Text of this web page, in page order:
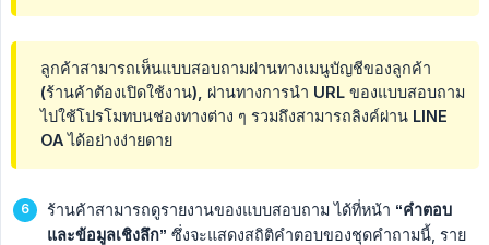
ลูกค้าสามารถเห็นแบบสอบถามผ่านทางเมนูบัญชีของลูกค้า
(ร้านค้าต้องเปิดใช้งาน), ผ่านทางการนำ URL ของแบบสอบถาม
ไปใช้โปรโมทบนช่องทางต่าง ๆ รวมถึงสามารถลิงค์ผ่าน LINE
OA ได้อย่างง่ายดาย
ร้านค้าสามารถดูรายงานของแบบสอบถาม ได้ที่หน้า “คำตอบ
และข้อมูลเชิงลึก” ซึ่งจะแสดงสถิติคำตอบของชุดคำถามนี้, ราย